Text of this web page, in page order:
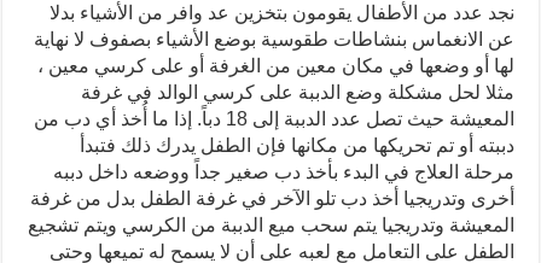
نجد عدد من الأطفال يقومون بتخزين عد وافر من الأشياء بدلا
عن الانغماس بنشاطات طقوسية بوضع الأشياء بصفوف لا نهاية
لها أو وضعها في مكان معين من الغرفة أو على كرسي معين ،
مثلا لحل مشكلة وضع الدببة على كرسي الوالد في غرفة
المعيشة حيث تصل عدد الدببة إلى 18 دباً. إذا ما أُخذ أي دب من
دببته أو تم تحريكها من مكانها فإن الطفل يدرك ذلك فتبدأ
مرحلة العلاج في البدء بأخذ دب صغير جداً ووضعه داخل دببه
أخرى وتدريجيا أخذ دب تلو الآخر في غرفة الطفل بدل من غرفة
المعيشة وتدريجيا يتم سحب ميع الدببة من الكرسي ويتم تشجيع
الطفل على التعامل مع لعبه على أن لا يسمح له تميعها وحتى